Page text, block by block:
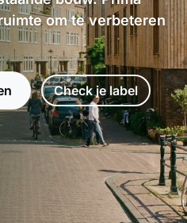
om te verbeteren
Check je label